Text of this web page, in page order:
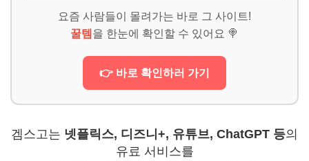
요즘 사람들이 몰려가는 바로 그 사이트!
꿀템 을 한눈에 확인할 수 있어요 🍭
👉 바로 확인하러 가기
겜스고는 넷플릭스, 디즈니+, 유튜브, ChatGPT 등의
유료 서비스를